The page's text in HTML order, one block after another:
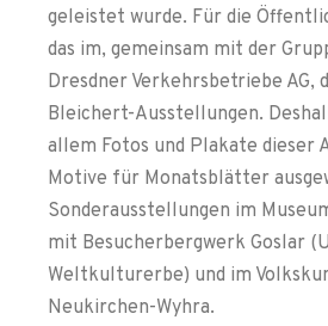
geleistet wurde. Für die
das im, gemeinsam mit der
Dresdner Verkehrsbetriebe AG,
Bleichert-Ausstellungen.
allem Fotos und Plakate dieser
Motive für Monatsblätter
Sonderausstellungen im
mit Besucherbergwerk Goslar
Weltkulturerbe) und im
Neukirchen-Wyhra.